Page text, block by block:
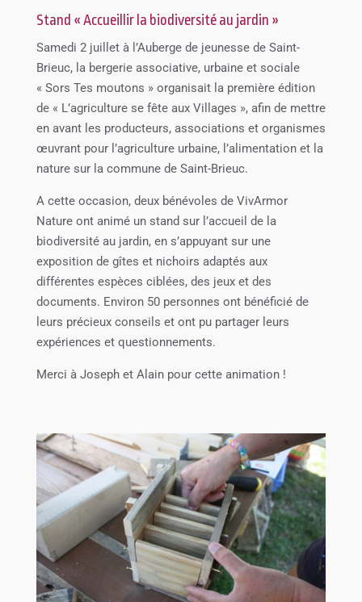
Stand « Accueillir la biodiversité au jardin »
Samedi 2 juillet à l’Auberge de jeunesse de Saint-
Brieuc, la bergerie associative, urbaine et sociale
« Sors Tes moutons » organisait la première édition
de « L’agriculture se fête aux Villages », afin de mettre
en avant les producteurs, associations et organismes
œuvrant pour l’agriculture urbaine, l’alimentation et la
nature sur la commune de Saint-Brieuc.
A cette occasion, deux bénévoles de VivArmor
Nature ont animé un stand sur l’accueil de la
biodiversité au jardin, en s’appuyant sur une
exposition de gîtes et nichoirs adaptés aux
différentes espèces ciblées, des jeux et des
documents. Environ 50 personnes ont bénéficié de
leurs précieux conseils et ont pu partager leurs
expériences et questionnements.
Merci à Joseph et Alain pour cette animation !